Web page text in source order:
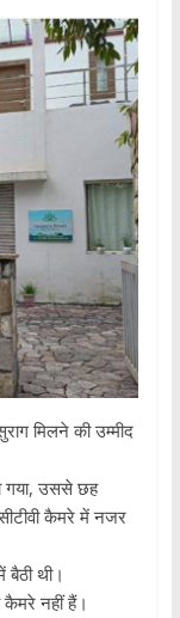
मिलने की उम्मीद
गया, उससे छह
कैमरे में नजर
बैठी थी।
कैमरे नहीं हैं।